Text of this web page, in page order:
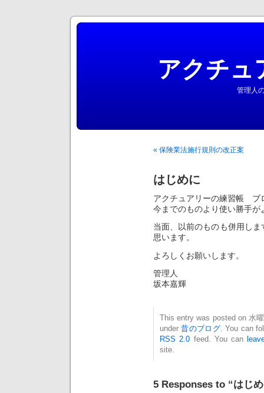
アクチュ
管理人
« 保険業法施行規則の改正案
はじめに
アクチュアリーの練習帳 ブ
今までのものより使い勝手
当面、以前のものも併用し
思います。
よろしくお願いします。
管理人
坂本嘉輝
This entry was posted on 水
under昔のブログ. You can
RSS 2.0 feed. You can
site.
5 Responses to “はじ